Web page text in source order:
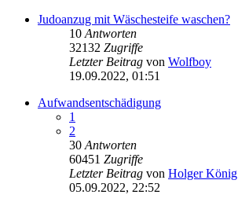
Judoanzug mit Wäschesteife waschen?
10 Antworten
32132 Zugriffe
Letzter Beitrag von Wolfboy
19.09.2022, 01:51
Aufwandsentschädigung
1
2
30 Antworten
60451 Zugriffe
Letzter Beitrag von Holger König
05.09.2022, 22:52